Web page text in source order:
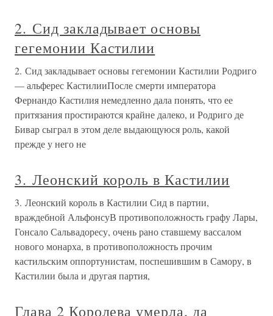
2. Сид закладывает основы
гегемонии Кастилии
2. Сид закладывает основы гегемонии Кастилии Родриго
— альферес КастилииПосле смерти императора
Фернандо Кастилия немедленно дала понять, что ее
притязания простираются крайне далеко, и Родриго де
Бивар сыграл в этом деле выдающуюся роль, какой
прежде у него не
3. Леонский король в Кастилии
3. Леонский король в Кастилии Сид в партии,
враждебной АльфонсуВ противоположность графу Лары,
Гонсало Сальвадоресу, очень рано ставшему вассалом
нового монарха, в противоположность прочим
кастильским оппортунистам, поспешившим в Самору, в
Кастилии была и другая партия,
Глава 2 Королева умерла, да